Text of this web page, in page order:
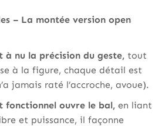
– La montée version open
à nu la précision du geste, tout
à la figure, chaque détail est
jamais raté l’accroche, avoue).
fonctionnel ouvre le bal, en liant
et puissance, il façonne